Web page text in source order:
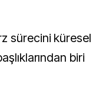
sürecini küresel
biri